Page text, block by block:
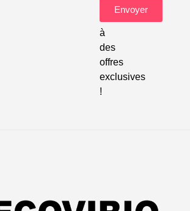
à
des
offres
exclusives
!
Envoyer